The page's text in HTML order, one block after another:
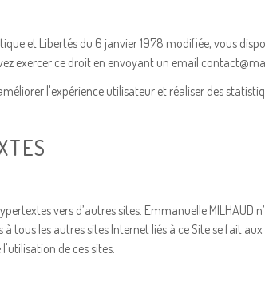
et Libertés du 6 janvier 1978 modifiée, vous
exercer ce droit en envoyant un email
l'expérience utilisateur et réaliser des
vers d’autres sites. Emmanuelle
à tous les autres sites Internet liés à ce Site se fait
de ces sites.